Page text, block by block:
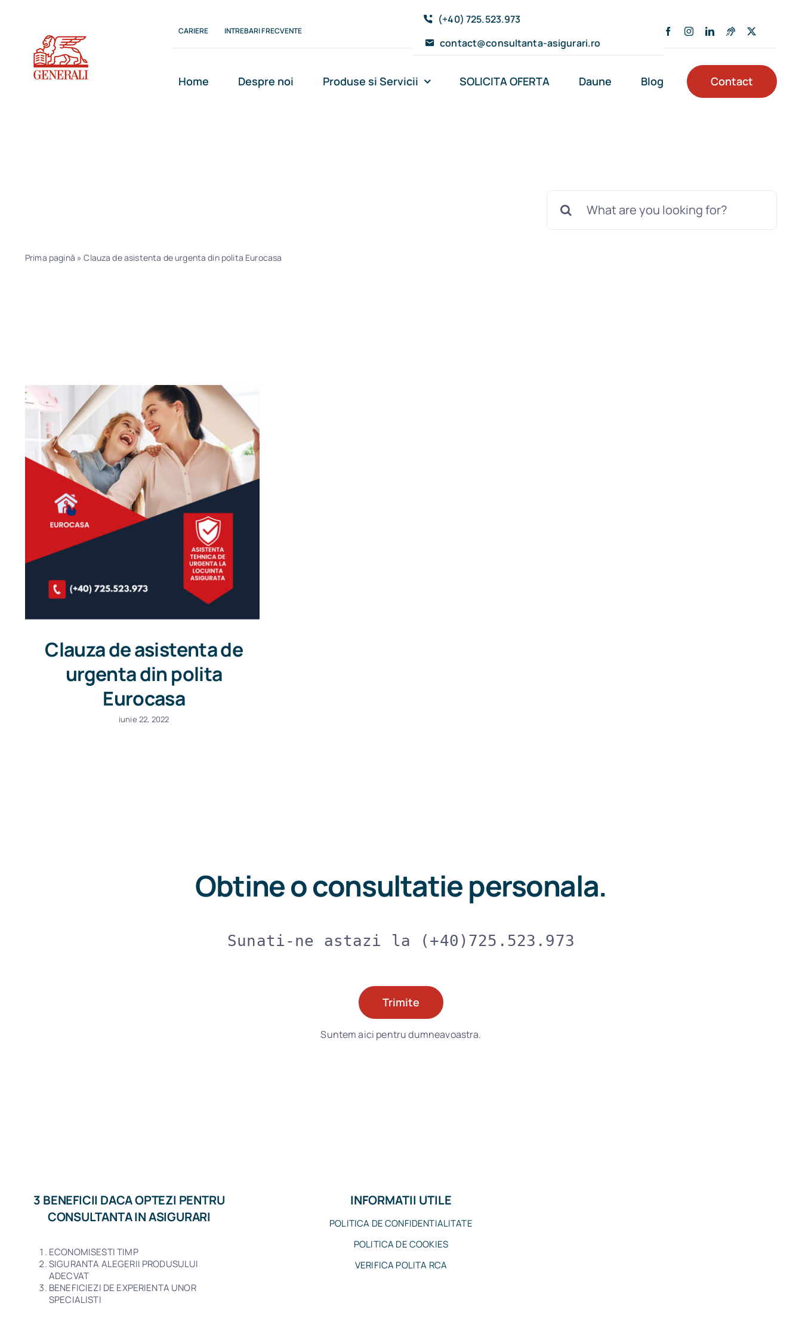
content
CARIERE INTREBARI FRECVENTE
(+40) 725.523.973
contact@consultanta-asigurari.ro
Home Despre noi Produse si Servicii SOLICITA OFERTA Daune Blog Contact
Prima pagină »Clauza de asistenta de urgenta din polita Eurocasa
Clauza de asistenta de
urgenta din polita
Eurocasa
iunie 22, 2022
Obtine o consultatie personala.
Sunati-ne astazi la (+40)725.523.973
Trimite
Suntem aici pentru dumneavoastra.
3 BENEFICII DACA OPTEZI PENTRU
CONSULTANTA IN ASIGURARI
ECONOMISESTI TIMP
SIGURANTA ALEGERII PRODUSULUI
ADECVAT
BENEFICIEZI DE EXPERIENTA UNOR
SPECIALISTI
INFORMATII UTILE
POLITICA DE CONFIDENTIALITATE
POLITICA DE COOKIES
VERIFICA POLITA RCA